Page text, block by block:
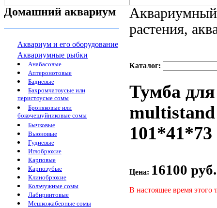
Домашний аквариум
Аквариум и его оборудование
Аквариумные рыбки
Анабасовые
Аптеронотовые
Бадиевые
Бахромчатоусые или
перистоусые сомы
Броняковые или
бокочешуйниковые сомы
Бычковые
Вьюновые
Гудиевые
Иглобрюхие
Карповые
Карпозубые
Клинобрюхие
Кольчужные сомы
Лабиринтовые
Мешкожаберные сомы
растения,
Каталог:
Тумба
multistand
Цена: 16100 руб.
В настоящее время этого